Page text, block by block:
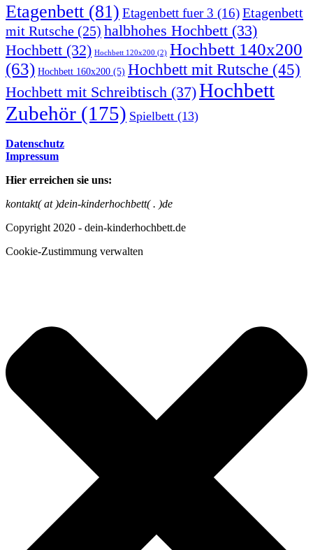
Etagenbett (81) Etagenbett fuer 3 (16)Etagenbett
mit Rutsche (25) halbhohes Hochbett (33)
Hochbett (32) Hochbett 120x200 (2) Hochbett 140x200
(63) Hochbett 160x200 (5) Hochbett mit Rutsche (45)
Hochbett mit Schreibtisch (37)Hochbett
Zubehör (175) Spielbett (13)
Datenschutz
Impressum
Hier erreichen sie uns:
kontakt( at )dein-kinderhochbett( . )de
Copyright 2020 - dein-kinderhochbett.de
Cookie-Zustimmung verwalten